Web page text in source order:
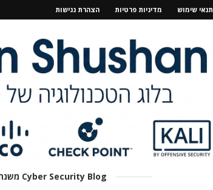
תנאי שימוש מדיניות פרטיות הצהרת נגישות
Cyber Security Blog משנת 2013